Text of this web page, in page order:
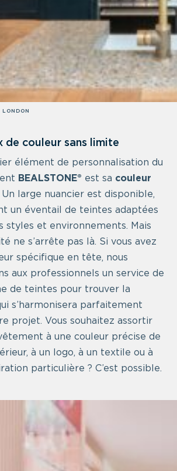
de couleur sans limite
élément de personnalisation du
BEALSTONE® est sa couleur
Un large nuancier est disponible,
un éventail de teintes adaptées
styles et environnements. Mais
ne s’arrête pas là. Si vous avez
spécifique en tête, nous
aux professionnels un service de
de teintes pour trouver la
s’harmonisera parfaitement
projet. Vous souhaitez assortir
à une couleur précise de
à un logo, à un textile ou à
particulière ? C’est possible.